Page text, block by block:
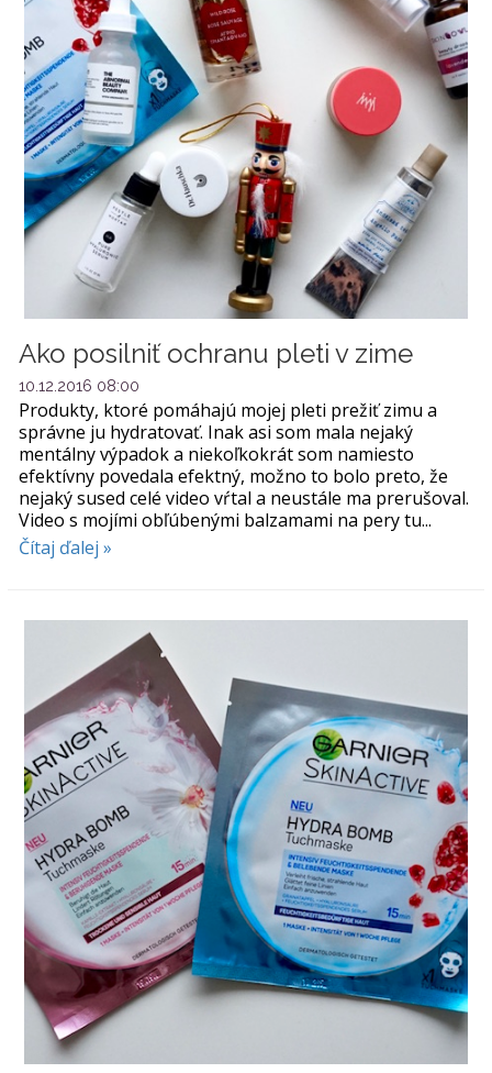
Ako posilniť ochranu pleti v zime
10.12.2016 08:00
Produkty, ktoré pomáhajú mojej pleti prežiť zimu a
správne ju hydratovať. Inak asi som mala nejaký
mentálny výpadok a niekoľkokrát som namiesto
efektívny povedala efektný, možno to bolo preto, že
nejaký sused celé video vŕtal a neustále ma prerušoval.
Video s mojími obľúbenými balzamami na pery tu...
Čítaj ďalej »